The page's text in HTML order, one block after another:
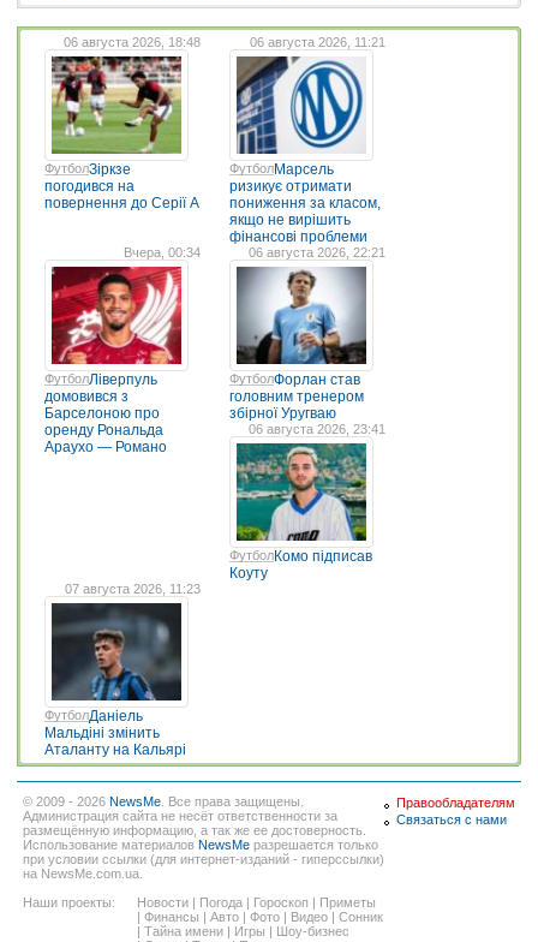
06 августа 2026, 18:48
ФутболЗіркзе
погодився на
повернення до Серії А
06 августа 2026, 11:21
ФутболМарсель
ризикує отримати
пониження за класом,
якщо не вирішить
фінансові проблеми
Вчера, 00:34
ФутболЛіверпуль
домовився з
Барселоною про
оренду Рональда
Араухо — Романо
06 августа 2026, 22:21
ФутболФорлан став
головним тренером
збірної Уругваю
06 августа 2026, 23:41
ФутболКомо підписав
Коуту
07 августа 2026, 11:23
ФутболДаніель
Мальдіні змінить
Аталанту на Кальярі
© 2009 - 2026 NewsMe . Все права защищены.
Администрация сайта не несёт ответственности за
размещённую информацию, а так же ее достоверность.
Использование материалов NewsMe разрешается только
при условии ссылки (для интернет-изданий - гиперссылки)
на NewsMe.com.ua.
Наши проекты:
Новости | Погода | Гороскоп | Приметы
| Финансы | Авто | Фото | Видео | Сонник
| Тайна имени | Игры | Шоу-бизнес
Правообладателям
Связаться с нами